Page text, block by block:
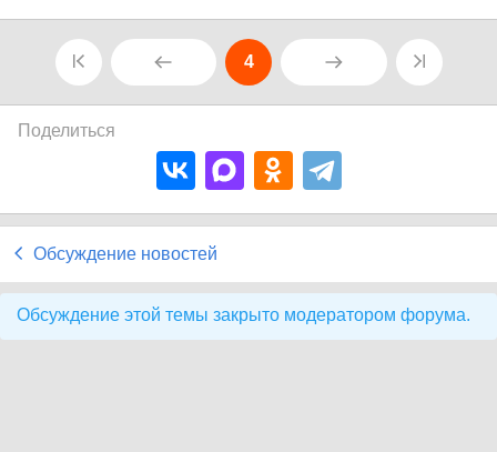
4
Поделиться
Обсуждение новостей
Обсуждение этой темы закрыто модератором форума.